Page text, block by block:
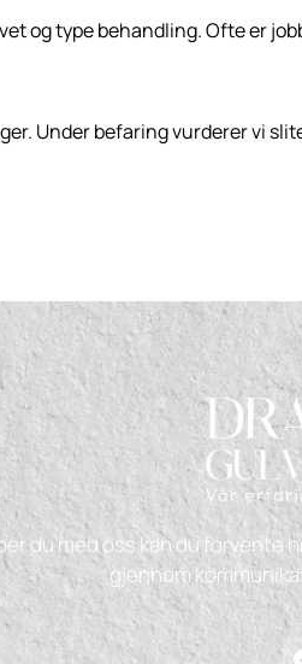
og type behandling. Ofte er
Under befaring vurderer vi
du med oss kan du forvente
gjennom